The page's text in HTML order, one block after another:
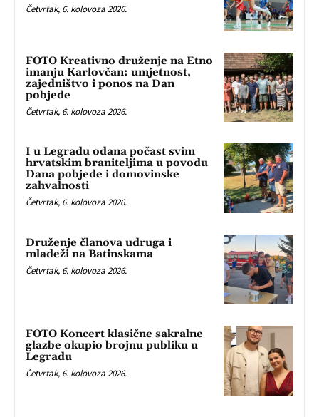
Četvrtak, 6. kolovoza 2026.
FOTO Kreativno druženje na Etno
imanju Karlovčan: umjetnost,
zajedništvo i ponos na Dan
pobjede
Četvrtak, 6. kolovoza 2026.
I u Legradu odana počast svim
hrvatskim braniteljima u povodu
Dana pobjede i domovinske
zahvalnosti
Četvrtak, 6. kolovoza 2026.
Druženje članova udruga i
mladeži na Batinskama
Četvrtak, 6. kolovoza 2026.
FOTO Koncert klasične sakralne
glazbe okupio brojnu publiku u
Legradu
Četvrtak, 6. kolovoza 2026.